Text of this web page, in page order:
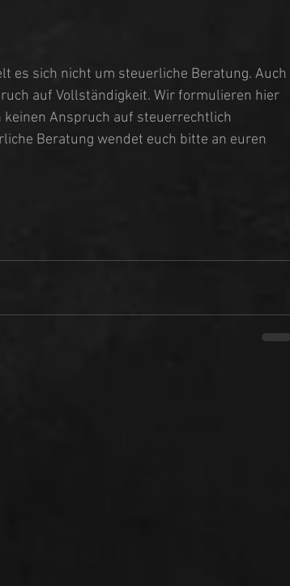
es sich nicht um steuerliche Beratung. Auch
auf Vollständigkeit. Wir formulieren hier
Anspruch auf steuerrechtlich
Beratung wendet euch bitte an euren